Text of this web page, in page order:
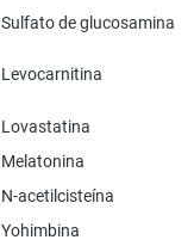
Sulfato de glucosamina
Levocarnitina
Lovastatina
Melatonina
N-acetilcisteína
Yohimbina